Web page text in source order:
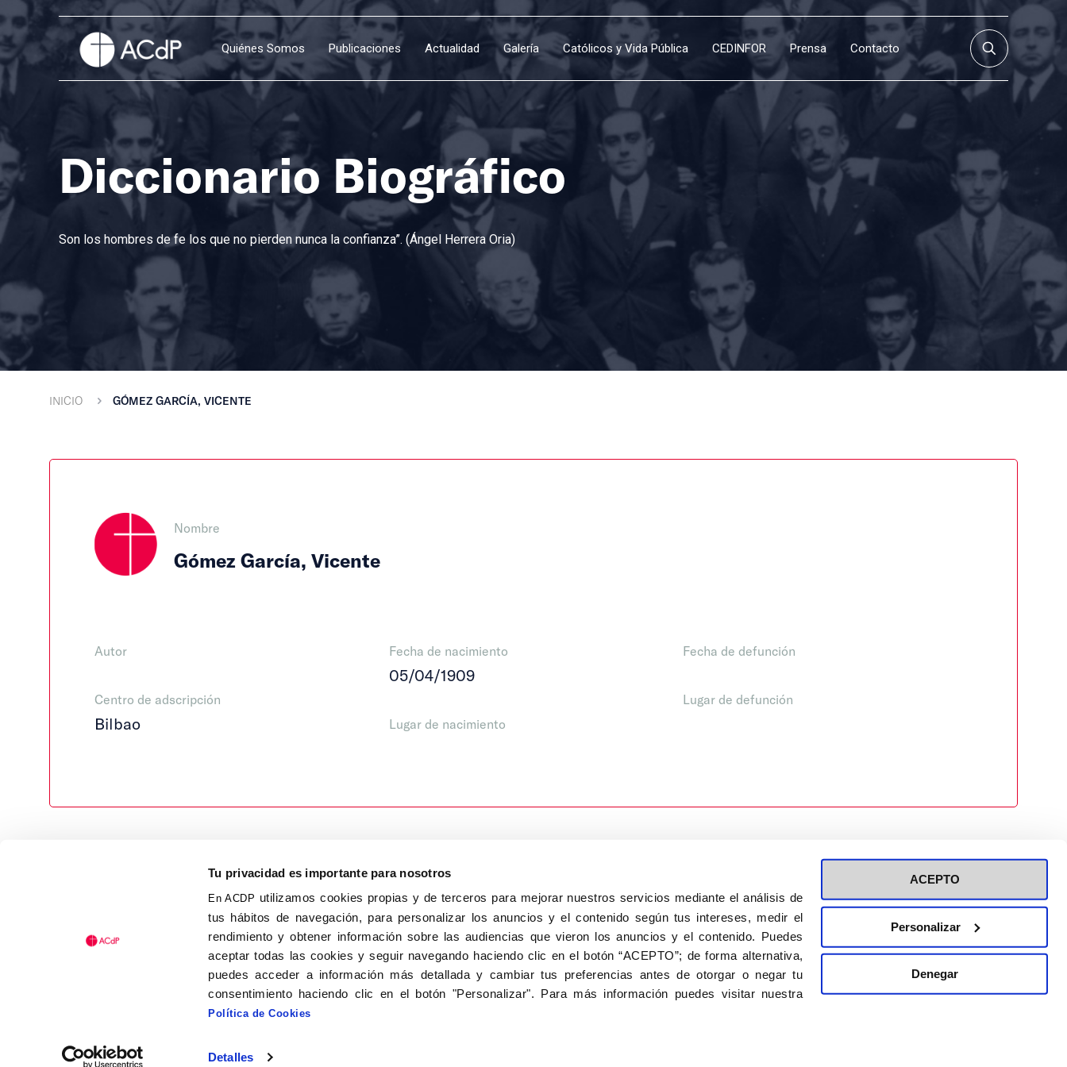
Tu privacidad es importante para nosotros
En ACDP utilizamos cookies propias y de terceros para mejorar nuestros servicios mediante el análisis de
tus hábitos de navegación, para personalizar los anuncios y el contenido según tus intereses, medir el
rendimiento y obtener información sobre las audiencias que vieron los anuncios y el contenido. Puedes
aceptar todas las cookies y seguir navegando haciendo clic en el botón “ACEPTO”; de forma alternativa,
puedes acceder a información más detallada y cambiar tus preferencias antes de otorgar o negar tu
consentimiento haciendo clic en el botón "Personalizar". Para más información puedes visitar nuestra
Política de Cookies
Detalles
ACEPTO
Personalizar
Denegar
Quiénes Somos Publicaciones Actualidad Galería Católicos y Vida Pública CEDINFOR Prensa Contacto
Diccionario Biográfico
Son los hombres de fe los que no pierden nunca la confianza”. (Ángel Herrera Oria)
INICIO GÓMEZ GARCÍA, VICENTE
Nombre
Gómez García, Vicente
Autor
Centro de adscripción
Bilbao
Fecha de nacimiento
05/04/1909
Lugar de nacimiento
Fecha de defunción
Lugar de defunción
Calle Isaac Peral, 58 C.P.: 28040, Madrid
Tel (+34) 91 456 63 27
Fax: (+34) 91 535 19 98
acdp@acdp.es
Aviso Legal Inscripción a eventos
Política de privacidad de RRSS
Política de cookies